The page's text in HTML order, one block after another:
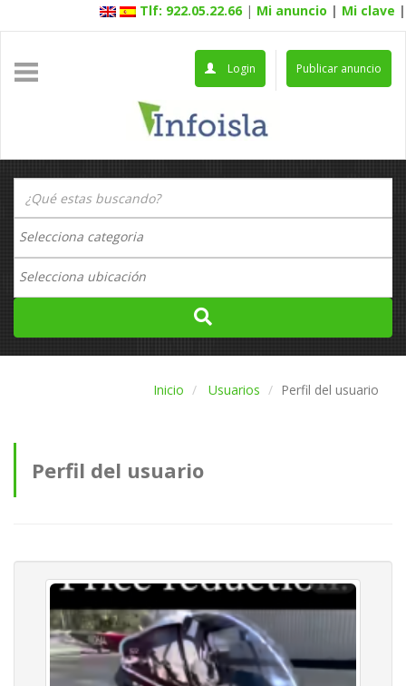
Tlf: 922.05.22.66 | Mi anuncio | Mi clave |
Publicar anuncio
Login
Inicio Usuarios Perfil del usuario
Perfil del usuario